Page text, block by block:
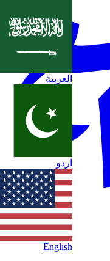
العربية
اردو
English